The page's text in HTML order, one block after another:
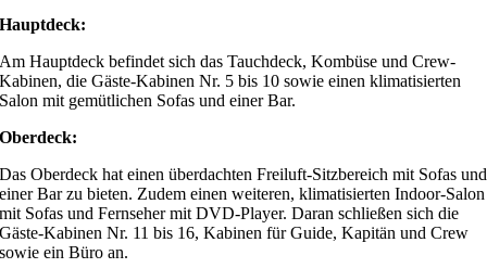
Hauptdeck:
Am Hauptdeck befindet sich das Tauchdeck, Kombüse und Crew-
Kabinen, die Gäste-Kabinen Nr. 5 bis 10 sowie einen klimatisierten
Salon mit gemütlichen Sofas und einer Bar.
Oberdeck:
Das Oberdeck hat einen überdachten Freiluft-Sitzbereich mit Sofas und
einer Bar zu bieten. Zudem einen weiteren, klimatisierten Indoor-Salon
mit Sofas und Fernseher mit DVD-Player. Daran schließen sich die
Gäste-Kabinen Nr. 11 bis 16, Kabinen für Guide, Kapitän und Crew
sowie ein Büro an.